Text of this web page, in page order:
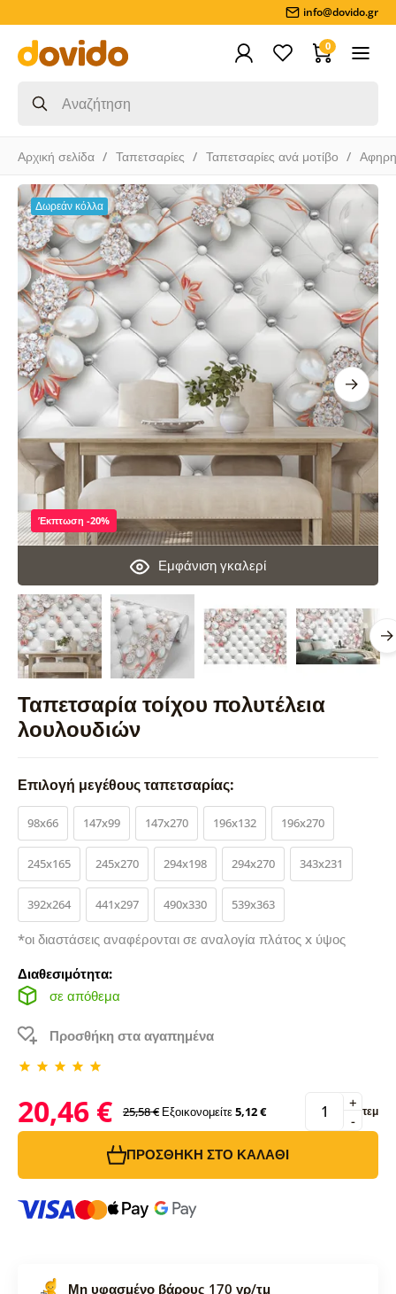
info@dovido.gr
0
Αρχική σελίδα Ταπετσαρίες Ταπετσαρίες ανά μοτίβο
Ταπετσαρία τοίχου πολυτέλεια
λουλουδιών
Εμφάνιση γκαλερί
Έκπτωση -20%
Δωρεάν κόλλα
Επιλογή μεγέθους ταπετσαρίας:
98x66 147x99 147x270 196x132 196x270
245x165 245x270 294x198 294x270 343x231
392x264 441x297 490x330 539x363
*οι διαστάσεις αναφέρονται σε αναλογία πλάτος x ύψος
Διαθεσιμότητα:
σε απόθεμα
Προσθήκη στα αγαπημένα
20,46 € 25,58 € Εξοικονομείτε5,12 € -
+ τεμ
ΠΡΟΣΘΉΚΗ ΣΤΟ ΚΑΛΆΘΙ
Μη υφασμένο βάρους 170 γρ/τμ